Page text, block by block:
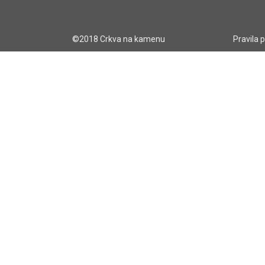
©2018 Crkva na kamenu Pravila